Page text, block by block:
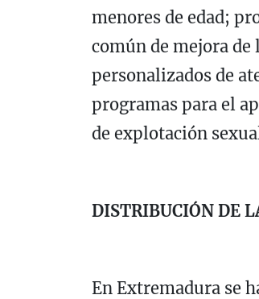
menores de edad;
común de mejora de
personalizados de
programas para el
de explotación
DISTRIBUCIÓN DE
En Extremadura se